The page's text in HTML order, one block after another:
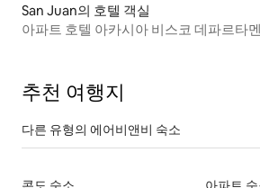
San Juan의 호텔 객실
아파트 호텔 아카시아 비스코 데파르타
추천 여행지
다른 유형의 에어비앤비 숙소